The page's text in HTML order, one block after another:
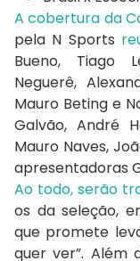
A cobertura da
pela N Sports
Bueno, Tiago
Neguerê,
Mauro Beting e
Galvão, André
Mauro Naves,
apresentadoras
Ao todo, serão
os da seleção,
que promete
quer ver”. Além